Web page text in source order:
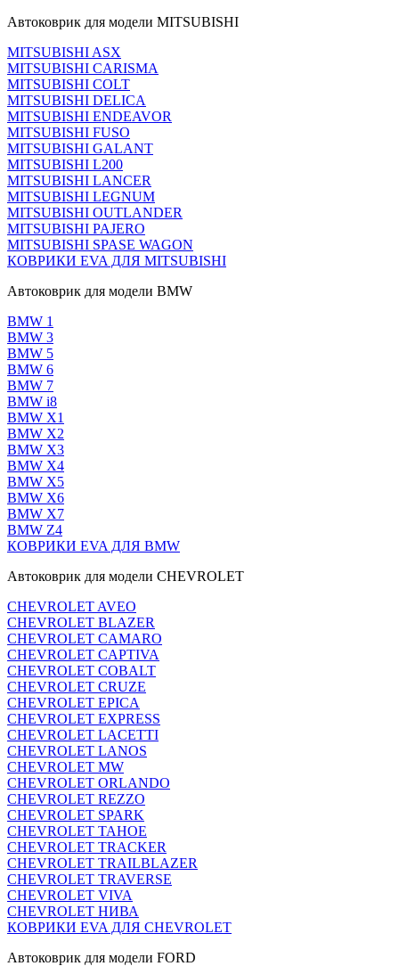
Автоковрик для модели MITSUBISHI
MITSUBISHI ASX
MITSUBISHI CARISMA
MITSUBISHI COLT
MITSUBISHI DELICA
MITSUBISHI ENDEAVOR
MITSUBISHI FUSO
MITSUBISHI GALANT
MITSUBISHI L200
MITSUBISHI LANCER
MITSUBISHI LEGNUM
MITSUBISHI OUTLANDER
MITSUBISHI PAJERO
MITSUBISHI SPASE WAGON
КОВРИКИ EVA ДЛЯ MITSUBISHI
Автоковрик для модели BMW
BMW 1
BMW 3
BMW 5
BMW 6
BMW 7
BMW i8
BMW X1
BMW X2
BMW X3
BMW X4
BMW X5
BMW X6
BMW X7
BMW Z4
КОВРИКИ EVA ДЛЯ BMW
Автоковрик для модели CHEVROLET
CHEVROLET AVEO
CHEVROLET BLAZER
CHEVROLET CAMARO
CHEVROLET CAPTIVA
CHEVROLET COBALT
CHEVROLET CRUZE
CHEVROLET EPICA
CHEVROLET EXPRESS
CHEVROLET LACETTI
CHEVROLET LANOS
CHEVROLET MW
CHEVROLET ORLANDO
CHEVROLET REZZO
CHEVROLET SPARK
CHEVROLET TAHOE
CHEVROLET TRACKER
CHEVROLET TRAILBLAZER
CHEVROLET TRAVERSE
CHEVROLET VIVA
CHEVROLET НИВА
КОВРИКИ EVA ДЛЯ CHEVROLET
Автоковрик для модели FORD